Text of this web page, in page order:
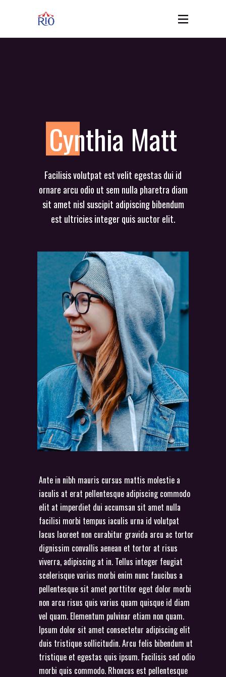
Cynthia Matt
Facilisis volutpat est velit egestas dui id
ornare arcu odio ut sem nulla pharetra diam
sit amet nisl suscipit adipiscing bibendum
est ultricies integer quis auctor elit.
Ante in nibh mauris cursus mattis molestie a
iaculis at erat pellentesque adipiscing commodo
elit at imperdiet dui accumsan sit amet nulla
facilisi morbi tempus iaculis urna id volutpat
lacus laoreet non curabitur gravida arcu ac tortor
dignissim convallis aenean et tortor at risus
viverra, adipiscing at in. Tellus integer feugiat
scelerisque varius morbi enim nunc faucibus a
pellentesque sit amet porttitor eget dolor morbi
non arcu risus quis varius quam quisque id diam
vel quam. Elementum pulvinar etiam non quam.
Ipsum dolor sit amet consectetur adipiscing elit
duis tristique sollicitudin. Arcu felis bibendum ut
tristique et egestas quis ipsum. Facilisis sed odio
morbi quis commodo. Rhoncus est pellentesque